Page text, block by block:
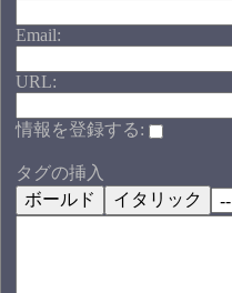
Email:
URL:
情報を登録する:
タグの挿入